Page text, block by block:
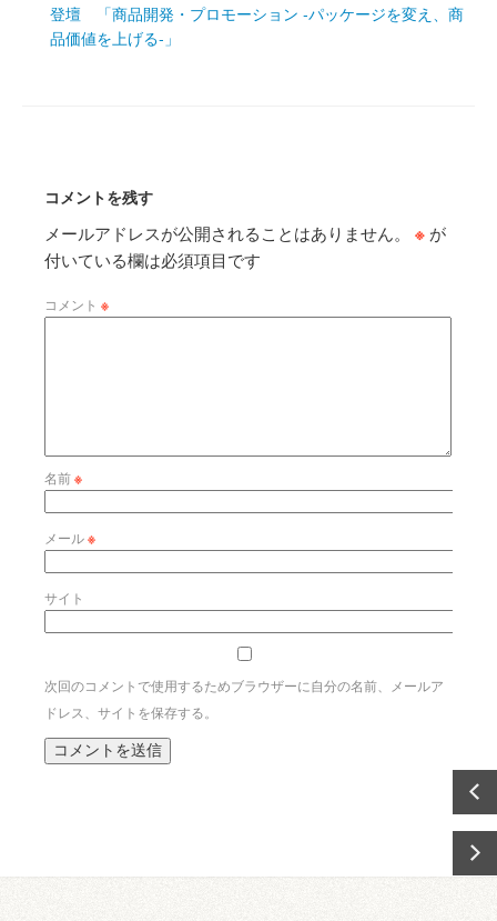
登壇 「商品開発・プロモーション ‐パッケージを変え、商
品価値を上げる‐」
コメントを残す
メールアドレスが公開されることはありません。 ※ が
付いている欄は必須項目です
コメント ※
名前※
メール※
サイト
次回のコメントで使用するためブラウザーに自分の名前、メールア
ドレス、サイトを保存する。